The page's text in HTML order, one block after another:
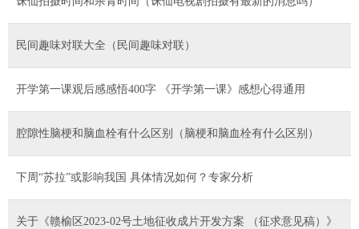
民间趣味对联大全（民间趣味对联）
开学第一课观后感感悟400字 《开学第一课》感想心得通用
腔隙性脑梗和脑血栓有什么区别（脑梗和脑血栓有什么区别）
下周“苏拉”或影响我国 具体情况如何？专家分析
关于《赣榆区2023-02号土地征收成片开发方案 （征求意见稿）》